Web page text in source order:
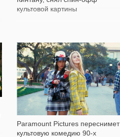
культовой картины
Paramount Pictures переснимет
культовую комедию 90-х
966